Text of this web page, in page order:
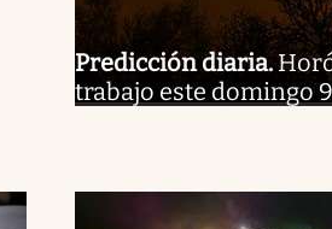
Predicción diaria.
trabajo este domingo